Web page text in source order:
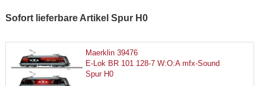
Sofort lieferbare Artikel Spur H0
Maerklin 39476
E-Lok BR 101 128-7 W:O:A mfx-Sound
Spur H0